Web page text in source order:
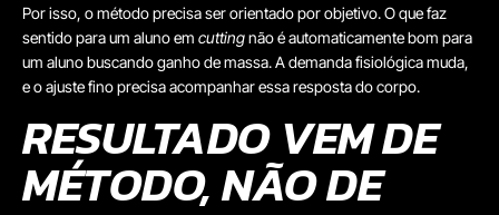
Por isso, o método precisa ser orientado por objetivo. O que faz
sentido para um aluno em cuttingnão é automaticamente bom para
um aluno buscando ganho de massa. A demanda fisiológica muda,
e o ajuste fino precisa acompanhar essa resposta do corpo.
RESULTADO VEM DE
MÉTODO, NÃO DE